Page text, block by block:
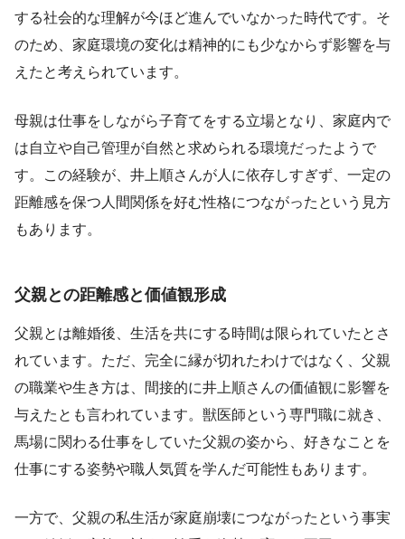
する社会的な理解が今ほど進んでいなかった時代です。そ
のため、家庭環境の変化は精神的にも少なからず影響を与
えたと考えられています。
母親は仕事をしながら子育てをする立場となり、家庭内で
は自立や自己管理が自然と求められる環境だったようで
す。この経験が、井上順さんが人に依存しすぎず、一定の
距離感を保つ人間関係を好む性格につながったという見方
もあります。
父親との距離感と価値観形成
父親とは離婚後、生活を共にする時間は限られていたとさ
れています。ただ、完全に縁が切れたわけではなく、父親
の職業や生き方は、間接的に井上順さんの価値観に影響を
与えたとも言われています。獣医師という専門職に就き、
馬場に関わる仕事をしていた父親の姿から、好きなことを
仕事にする姿勢や職人気質を学んだ可能性もあります。
一方で、父親の私生活が家庭崩壊につながったという事実